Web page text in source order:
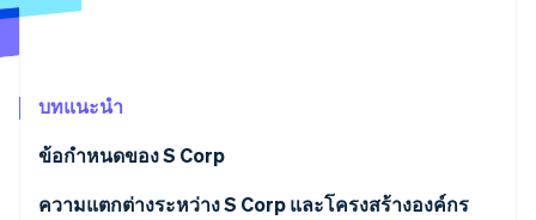
ดูสิ่งที่กำลังจะมาถึง
Atlas
Climate
บทแนะนำ
ข้อกำหนดของ S Corp
ความแตกต่างระหว่าง S Corp และโครงสร้างองค์กร